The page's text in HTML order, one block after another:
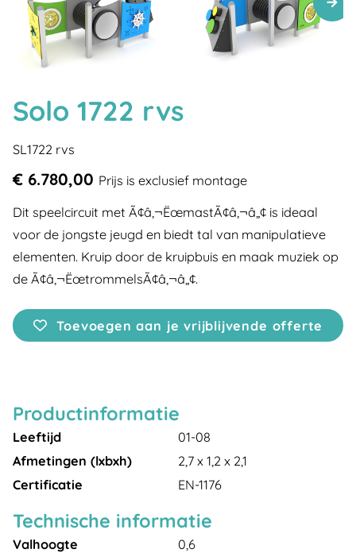
Solo 1722 rvs
SL1722 rvs
€ 6.780,00 Prijs is exclusief montage
Dit speelcircuit met Ã¢â‚¬ËœmastÃ¢â‚¬â„¢ is ideaal
voor de jongste jeugd en biedt tal van manipulatieve
elementen. Kruip door de kruipbuis en maak muziek op
de Ã¢â‚¬ËœtrommelsÃ¢â‚¬â„¢.
Toevoegen aan je vrijblijvende offerte
Productinformatie
Leeftijd
01-08
Afmetingen (lxbxh)
2,7 x 1,2 x 2,1
Certificatie
EN-1176
Technische informatie
Valhoogte
0,6